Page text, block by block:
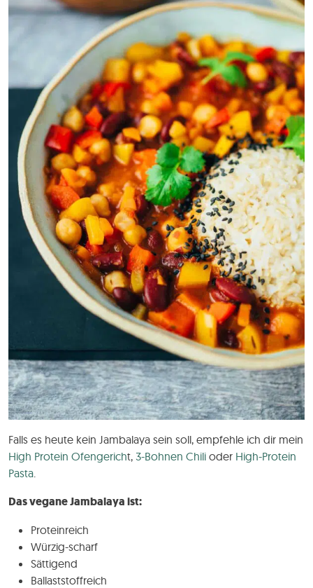
Falls es heute kein Jambalaya sein soll, empfehle ich dir mein
High Protein Ofengericht, 3-Bohnen Chili oder High-Protein
Pasta
Das vegane Jambalaya ist:
Proteinreich
Würzig-scharf
Sättigend
Ballaststoffreich